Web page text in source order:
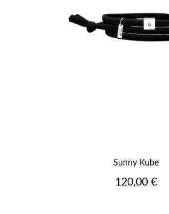
Sunny Kube
Prix
120,00 €